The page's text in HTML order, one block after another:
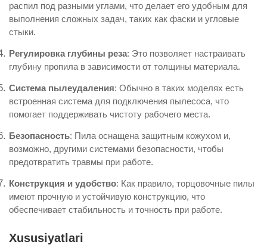
распил под разными углами, что делает его удобным для
выполнения сложных задач, таких как фаски и угловые
стыки.
Регулировка глубины реза: Это позволяет настраивать
глубину пропила в зависимости от толщины материала.
Система пылеудаления: Обычно в таких моделях есть
встроенная система для подключения пылесоса, что
помогает поддерживать чистоту рабочего места.
Безопасность: Пила оснащена защитным кожухом и,
возможно, другими системами безопасности, чтобы
предотвратить травмы при работе.
Конструкция и удобство: Как правило, торцовочные пилы
имеют прочную и устойчивую конструкцию, что
обеспечивает стабильность и точность при работе.
Xususiyatlari